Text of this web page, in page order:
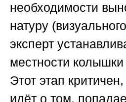
необходимости
натуру
эксперт
местности
Этот этап
идёт о том,